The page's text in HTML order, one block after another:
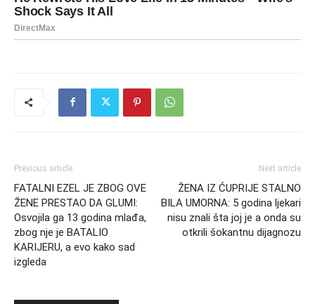
Previous article
FATALNI EZEL JE ZBOG OVE
ŽENE PRESTAO DA GLUMI:
Osvojila ga 13 godina mlađa,
zbog nje je BATALIO
KARIJERU, a evo kako sad
izgleda
Next article
ŽENA IZ ĆUPRIJE STALNO
BILA UMORNA: 5 godina ljekari
nisu znali šta joj je a onda su
otkrili šokantnu dijagnozu